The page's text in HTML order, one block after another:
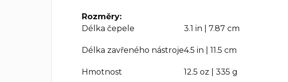
Rozměry:
Délka čepele
3.1 in | 7.87 cm
Délka zavřeného nástroje4.5 in | 11.5 cm
Hmotnost 12.5 oz | 335 g